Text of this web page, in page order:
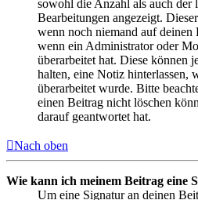
sowohl die Anzahl als auch der
Bearbeitungen angezeigt.
wenn noch niemand auf deinen
wenn ein Administrator oder
überarbeitet hat. Diese können
halten, eine Notiz hinterlassen,
überarbeitet wurde. Bitte
einen Beitrag nicht löschen
darauf geantwortet hat.
Nach oben
Wie kann ich meinem Beitrag eine
Um eine Signatur an deinen